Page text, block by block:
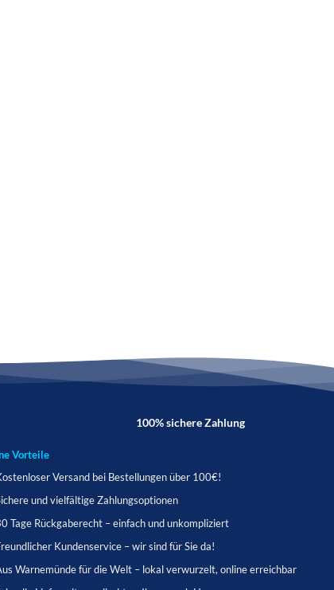
100% sichere Zahlung
Vorteile
Versand bei Bestellungen über 100€!
und vielfältige Zahlungsoptionen
Tage Rückgaberecht – einfach und unkompliziert
Kundenservice – wir sind für Sie da!
Warnemünde für die Welt – lokal verwurzelt, online erreichbar